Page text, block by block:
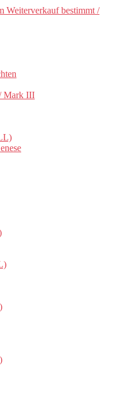
Weiterverkauf bestimmt /
Mark III